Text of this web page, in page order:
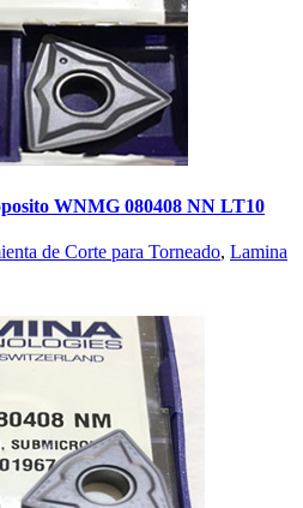
WNMG 080408 NN LT10
de Corte para Torneado, Lamina